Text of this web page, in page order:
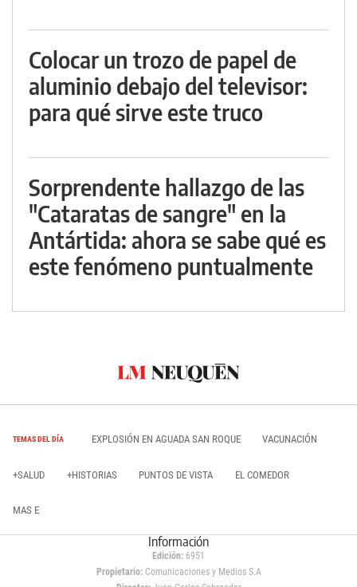
Colocar un trozo de papel de
aluminio debajo del televisor:
para qué sirve este truco
Sorprendente hallazgo de las
"Cataratas de sangre" en la
Antártida: ahora se sabe qué es
este fenómeno puntualmente
TEMAS DEL DÍA EXPLOSIÓN EN AGUADA SAN ROQUE VACUNACIÓN
+SALUD +HISTORIAS PUNTOS DE VISTA EL COMEDOR
MAS E
Información
Edición: 6951
Propietario:Comunicaciones y Medios S.A